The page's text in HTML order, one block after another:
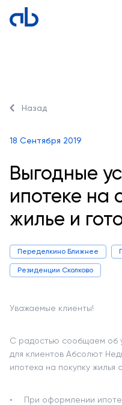
Назад
18 Сентября 2019
Выгодные
ипотеке на
жилье и
Переделкино Ближнее
Резиденции Сколково
Уважаемые клиенты!
С радостью сообщаем об
для клиентов Абсолют
ипотека на покупку жилья
При оформлении